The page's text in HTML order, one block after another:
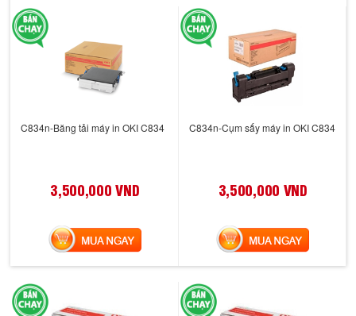
C834n-Băng tải máy in OKI C834
3,500,000 VND
MUA NGAY
C834n-Cụm sấy máy in OKI C834
3,500,000 VND
MUA NGAY